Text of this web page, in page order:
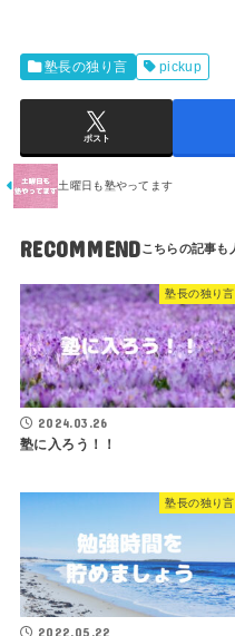
塾長の独り言 pickup
ポスト
土曜日も塾やってます
RECOMMEND
塾長の独り言
2024.03.26
塾に入ろう！！
塾長の独り言
2022.05.22